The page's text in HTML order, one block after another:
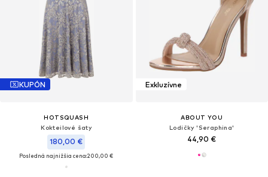
KUPÓN
HOTSQUASH
Kokteilové šaty
180,00 €
Posledná najnižšia cena:200,00 €
Exkluzívne
ABOUT YOU
Lodičky 'Seraphina'
44,90 €